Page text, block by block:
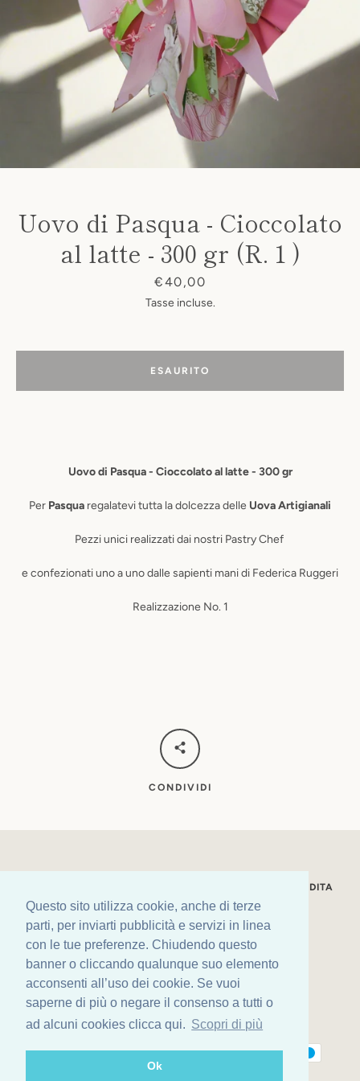
Questo sito utilizza cookie, anche di terze
parti, per inviarti pubblicità e servizi in linea
con le tue preferenze. Chiudendo questo
banner o cliccando qualunque suo elemento
acconsenti all’uso dei cookie. Se vuoi
saperne di più o negare il consenso a tutti o
ad alcuni cookies clicca qui. Scopri di più
Ok
Uovo di Pasqua - Cioccolato
al latte - 300 gr (R. 1 )
Prezzo
€40,00
Tasse incluse.
Uovo di Pasqua - Cioccolato al latte - 300 gr
Per Pasqua regalatevi tutta la dolcezza delle UovaArtigianali
Pezzi unici realizzati dai nostri Pastry Chef
e confezionati uno a uno dalle sapienti mani di Federica Ruggeri
Realizzazione No. 1
ESAURITO
CONDIVIDI
CONDIZIONI GENERALI DI VENDITA
SPEDIZIONI PRIVACY POLICY LEGAL
FacebookInstagram
Copyright © 2026,Nuova Pasticceria Lady
RealizzazioneTunca Digital Agency
Modalità